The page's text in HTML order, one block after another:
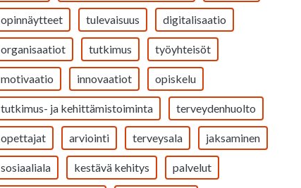
opinnäytteet tulevaisuus digitalisaatio
organisaatiot tutkimus työyhteisöt
motivaatio innovaatiot opiskelu
tutkimus- ja kehittämistoiminta terveydenhuolto
opettajat arviointi terveysala jaksaminen
sosiaaliala kestävä kehitys palvelut